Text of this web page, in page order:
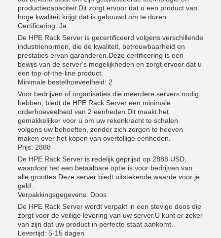
productiecapaciteit.Dit zorgt ervoor dat u een product van
hoge kwaliteit krijgt dat is gebouwd om te duren.
Certificering: Ja
De HPE Rack Server is gecertificeerd volgens verschillende
industrienormen, die de kwaliteit, betrouwbaarheid en
prestaties ervan garanderen.Deze certificering is een
bewijs van de server's mogelijkheden en zorgt ervoor dat u
een top-of-the-line product.
Minimale bestelhoeveelheid: 2
Voor bedrijven of organisaties die meerdere servers nodig
hebben, biedt de HPE Rack Server een minimale
orderhoeveelheid van 2 eenheden.Dit maakt het
gemakkelijker voor u om uw rekenkracht te schalen
volgens uw behoeften, zonder zich zorgen te hoeven
maken over het kopen van overtollige eenheden.
Prijs: 2888
De HPE Rack Server is redelijk geprijsd op 2888 USD,
waardoor het een betaalbare optie is voor bedrijven van
alle groottes.Deze server biedt uitstekende waarde voor je
geld..
Verpakkingsgegevens: Doos
De HPE Rack Server wordt verpakt in een stevige doos die
zorgt voor de veilige levering van uw server.U kunt er zeker
van zijn dat uw product in perfecte staat aankomt..
Levertijd: 5-15 dagen